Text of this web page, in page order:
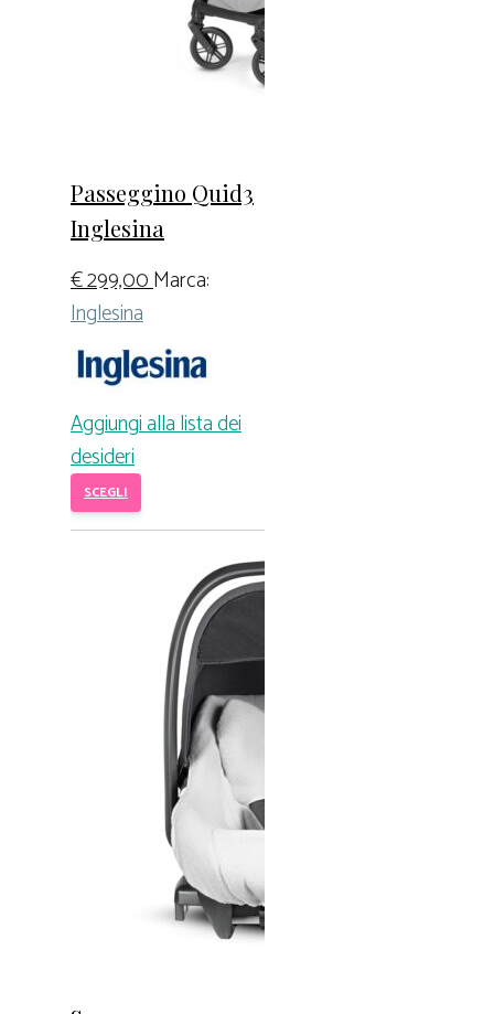
Passeggino Quid3
Inglesina
€299,00Marca:
Inglesina
Aggiungi alla lista dei
desideri
SCEGLI